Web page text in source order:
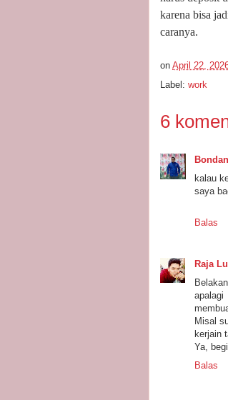
karena bisa
caranya.
on April 22,
Label: work
6
kalau
saya
Balas
Raja
Misal
kerjain
Ya,
Balas